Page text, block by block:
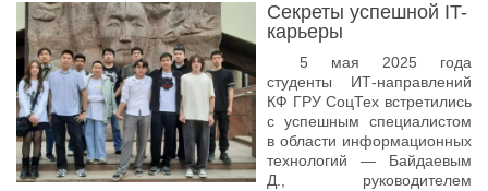
Секреты успешной IT-
карьеры
5 мая 2025 года
студенты ИТ-направлений
КФ ГРУ СоцТех встретились
с успешным специалистом
в области информационных
технологий — Байдаевым
Д., руководителем